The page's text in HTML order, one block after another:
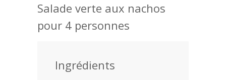
Salade verte aux nachos
pour 4 personnes
Ingrédients